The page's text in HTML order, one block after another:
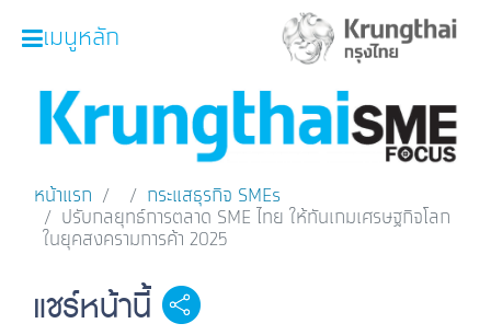
หน้าหลัก
โปรโมชั่น
ความรู้เกี่ยวกับธุรกิจ
SME Focus Magazine
เมนูหลัก
หน้าแรก
กระแสธุรกิจ SMEs
ปรับกลยุทธ์การตลาด SME ไทย ให้ทันเกมเศรษฐกิจโลก
ในยุคสงครามการค้า 2025
แชร์หน้านี้ Facebook